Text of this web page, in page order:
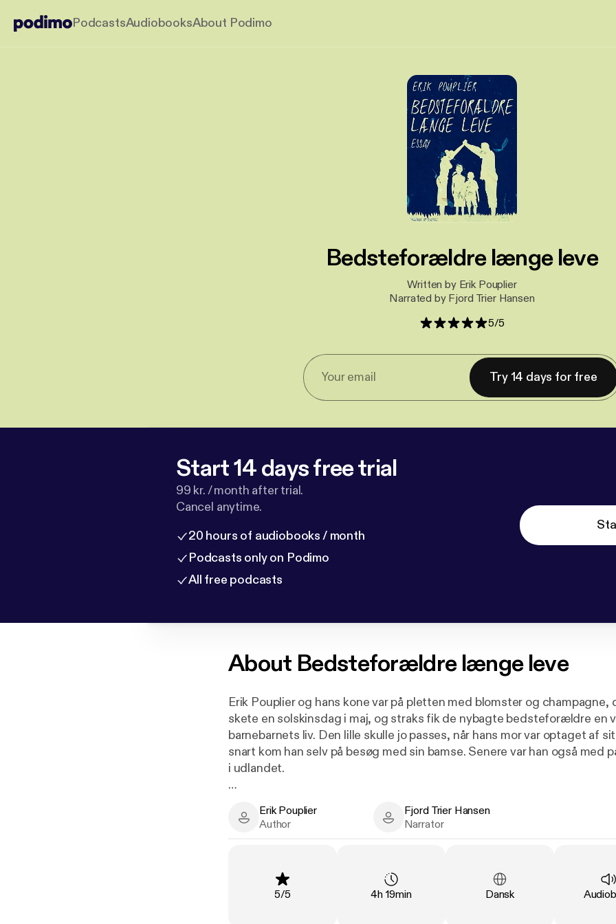
PodcastsAudiobooksAbout Podimo
Bedsteforældre længe leve
Written by Erik Pouplier
Narrated by Fjord Trier Hansen
5/5
Try 14 days for free
Start 14 days free trial
99 kr. / month after trial.
Cancel anytime.
20 hours of audiobooks / month
Podcasts only on Podimo
All free podcasts
About Bedsteforældre længe leve
Erik Pouplier og hans kone var på pletten med blomster og champagne,
skete en solskinsdag i maj, og straks fik de nybagte bedsteforældre en
barnebarnets liv. Den lille skulle jo passes, når hans mor var optaget af
snart kom han selv på besøg med sin bamse. Senere var han også med
i udlandet.
film, musik og tøj. Men kontakten til mormor og morfar fortsætter, for
"God, nyttig og opmuntrende læsning for alle mennesker med
Erik Pouplier - Author
Erik Pouplier
Author
Fjord Trier Hansen - Narrator
Fjord Trier Hansen
Narrator
Rating
5/5 Duration:
4h 19min Language
Dansk Type: